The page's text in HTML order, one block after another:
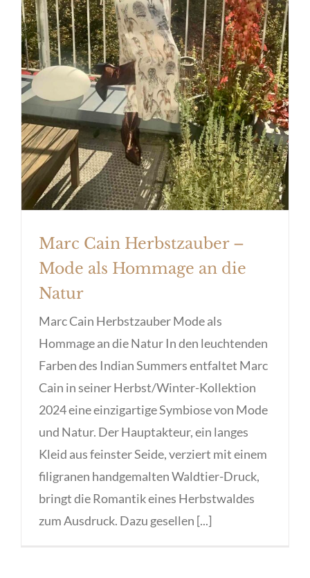
Marc Cain Herbstzauber – Mode
als Hommage an die Natur
Marc Cain Herbstzauber –
Mode als Hommage an die
Natur
Marc Cain Herbstzauber Mode als
Hommage an die Natur In den leuchtenden
Farben des Indian Summers entfaltet Marc
Cain in seiner Herbst/Winter-Kollektion
2024 eine einzigartige Symbiose von Mode
und Natur. Der Hauptakteur, ein langes
Kleid aus feinster Seide, verziert mit einem
filigranen handgemalten Waldtier-Druck,
bringt die Romantik eines Herbstwaldes
zum Ausdruck. Dazu gesellen [...]